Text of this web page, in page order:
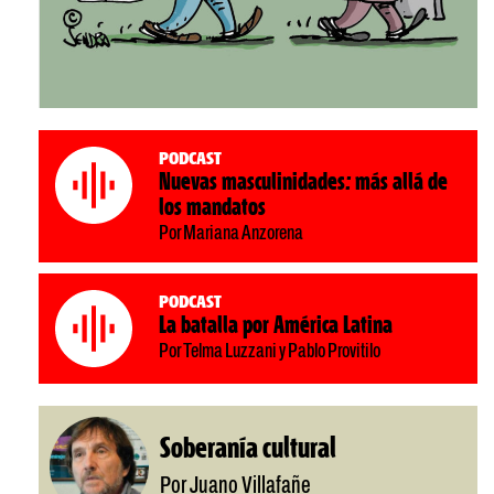
Podcast
Nuevas masculinidades: más allá de
los mandatos
Por Mariana Anzorena
Podcast
La batalla por América Latina
Por Telma Luzzani y Pablo Provitilo
Soberanía cultural
Por Juano Villafañe